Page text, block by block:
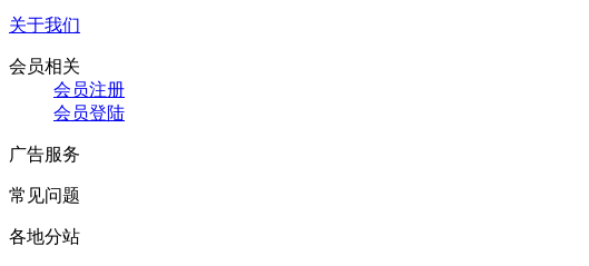
关于我们
会员相关
会员注册
会员登陆
广告服务
常见问题
各地分站